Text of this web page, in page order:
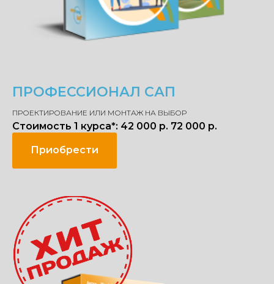
ПРОФЕССИОНАЛ САП
ПРОЕКТИРОВАНИЕ ИЛИ МОНТАЖ НА ВЫБОР
Стоимость 1 курса*: 42 000 р. 72 000 р.
Приобрести